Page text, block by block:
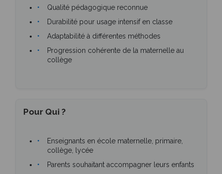
Qualité pédagogique reconnue
Durabilité pour usage intensif en classe
Adaptabilité à différentes méthodes
Progression cohérente de la maternelle au
collège
Pour Qui ?
Enseignants en école maternelle, primaire,
collège, lycée
Parents souhaitant accompagner leurs enfants